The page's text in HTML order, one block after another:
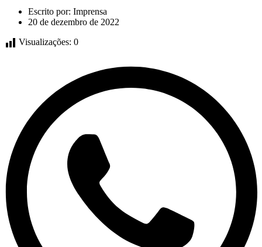
Escrito por: Imprensa
20 de dezembro de 2022
Visualizações: 0